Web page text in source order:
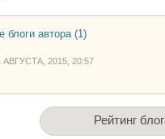
блоги автора (1)
2015, 20:57
Рейтинг